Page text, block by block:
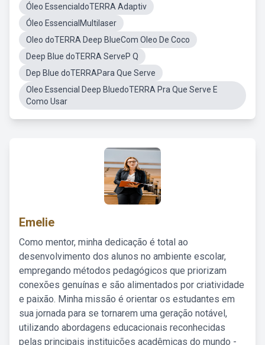
Óleo EssencialdoTERRA Adaptiv
Óleo EssencialMultilaser
Oleo doTERRA Deep BlueCom Oleo De Coco
Deep Blue doTERRA ServeP Q
Dep Blue doTERRAPara Que Serve
Oleo Essencial Deep BluedoTERRA Pra Que Serve E
Como Usar
Emelie
Como mentor, minha dedicação é total ao
desenvolvimento dos alunos no ambiente escolar,
empregando métodos pedagógicos que priorizam
conexões genuínas e são alimentados por criatividade
e paixão. Minha missão é orientar os estudantes em
sua jornada para se tornarem uma geração notável,
utilizando abordagens educacionais reconhecidas
pelas principais instituições acadêmicas do mundo -